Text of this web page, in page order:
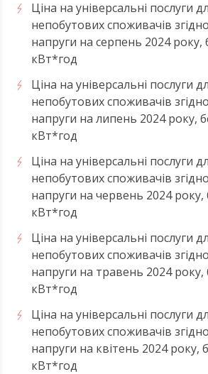
Ціна на універсальні послуги
непобутових споживачів
напруги на серпень 2024
кВт*год
Ціна на універсальні послуги
непобутових споживачів
напруги на липень 2024 року,
кВт*год
Ціна на універсальні послуги
непобутових споживачів
напруги на червень 2024
кВт*год
Ціна на універсальні послуги
непобутових споживачів
напруги на травень 2024
кВт*год
Ціна на універсальні послуги
непобутових споживачів
напруги на квітень 2024 року,
кВт*год